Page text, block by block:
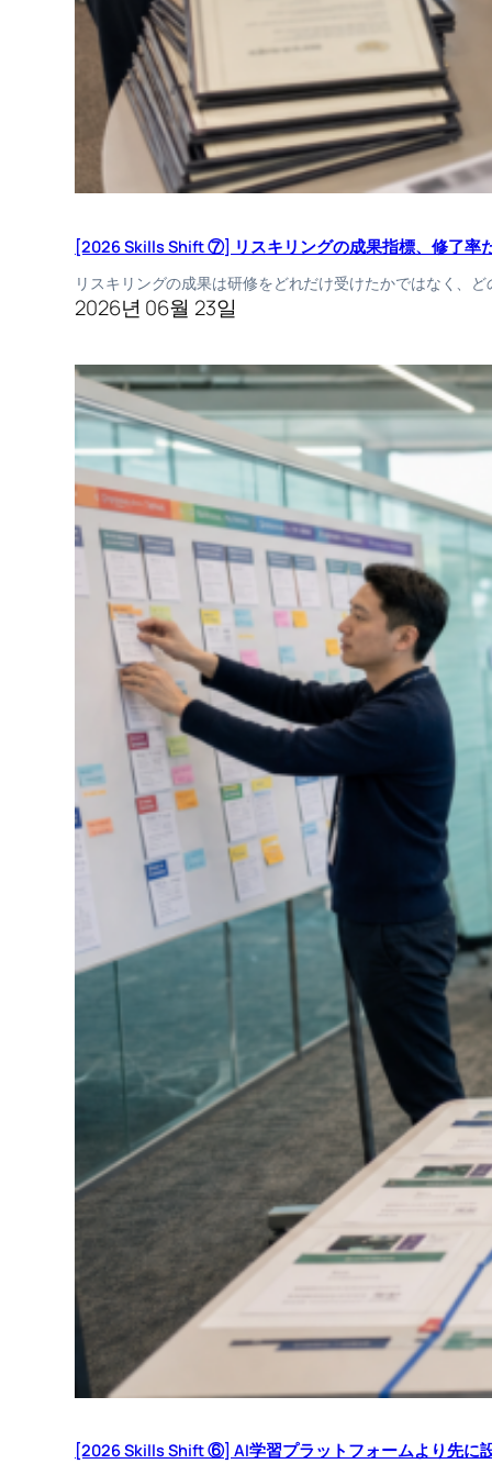
[2026 Skills Shift ⑦] リスキリングの成果指標、修了率
リスキリングの成果は研修をどれだけ受けたかではなく、
2026년 06월 23일
[2026 Skills Shift ⑥] AI学習プラットフォームより先に